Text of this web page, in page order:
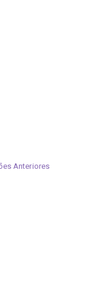
Anteriores